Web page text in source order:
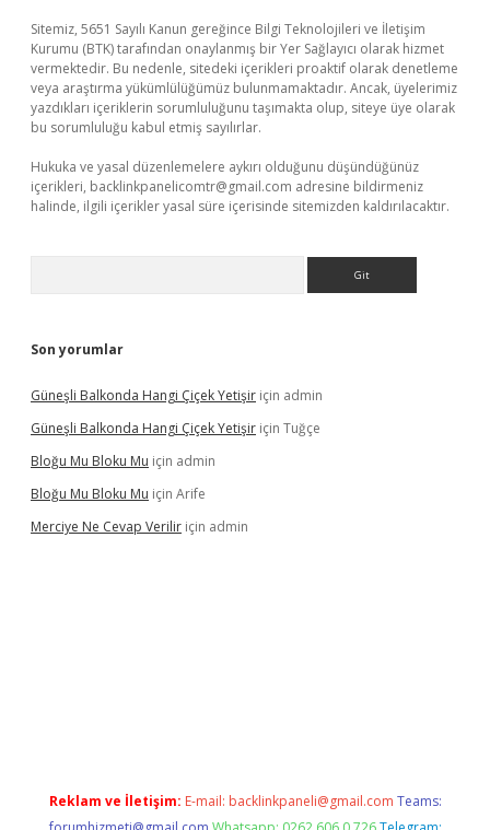
Sitemiz, 5651 Sayılı Kanun gereğince Bilgi Teknolojileri ve İletişim
Kurumu (BTK) tarafından onaylanmış bir Yer Sağlayıcı olarak hizmet
vermektedir. Bu nedenle, sitedeki içerikleri proaktif olarak denetleme
veya araştırma yükümlülüğümüz bulunmamaktadır. Ancak, üyelerimiz
yazdıkları içeriklerin sorumluluğunu taşımakta olup, siteye üye olarak
bu sorumluluğu kabul etmiş sayılırlar.
Hukuka ve yasal düzenlemelere aykırı olduğunu düşündüğünüz
içerikleri, backlinkpanelicomtr@gmail.com adresine bildirmeniz
halinde, ilgili içerikler yasal süre içerisinde sitemizden kaldırılacaktır.
Son yorumlar
Güneşli Balkonda Hangi Çiçek Yetişir için admin
Güneşli Balkonda Hangi Çiçek Yetişir için Tuğçe
Bloğu Mu Bloku Mu için admin
Bloğu Mu Bloku Mu için Arife
Merciye Ne Cevap Verilir için admin
Reklam ve İletişim: E-mail: backlinkpaneli@gmail.com Teams: